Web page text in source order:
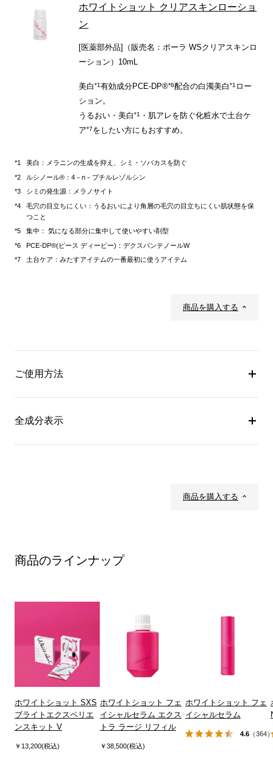
ホワイトショット クリアスキンローショ
ン
[医薬部外品]（販売名：ポーラ WSクリアスキンロ
ーション）10mL
美白*1有効成分PCE-DP®*6配合の白濁美白*1 ロー
ション。
うるおい・美白*1
・肌アレを防ぐ化粧水で土台ケ
ア*7をしたい方にもおすすめ。
美白：メラニンの生成を抑え、シミ・ソバカスを防ぐ
ルシノール®：4－n－ブチルレゾルシン
シミの発生源：メラノサイト
毛穴の目立ちにくい：うるおいにより角層の毛穴の目立ちにくい肌状態を保
つこと
集中： 気になる部分に集中して使いやすい剤型
PCE-DP®(ピース ディーピー)：デクスパンテノールW
土台ケア：みたすアイテムの一番最初に使うアイテム
商品を購入する
ご使用方法
全成分表示
商品を購入する
商品のラインナップ
ホワイトショット SXS
ブライトエクスペリエ
ンスキット V
￥13,200(税込)
ホワイトショット フェ
イシャルセラム エクス
トラ ラージ リフィル
￥38,500(税込)
ホワイトショット フェ
イシャルセラム
4.6（364）